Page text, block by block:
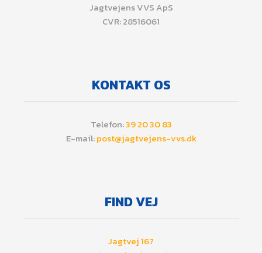
​Jagtvejens VVS ApS
CVR: 28516061
KONTAKT OS
​Telefon:39 20 30 83
E-mail:post@jagtvejens-vvs.dk
​FIND VEJ
Jagtvej 167